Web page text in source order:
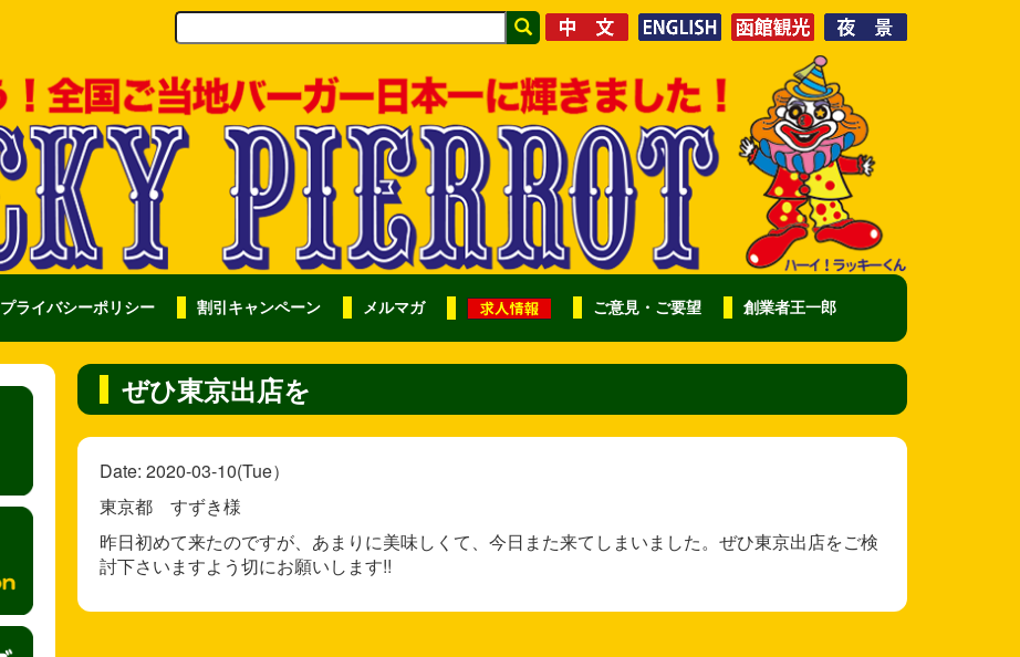
プライバシーポリシー 割引キャンペーン メルマガ ご意見・ご要望 創業者王一郎
ぜひ東京出店を
Date: 2020-03-10(Tue）
東京都 すずき様
昨日初めて来たのですが、あまりに美味しくて、今日また来てしまいました。ぜひ東京出店をご検
討下さいますよう切にお願いします!!